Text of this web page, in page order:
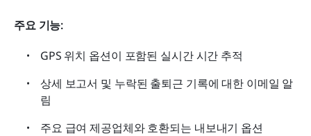
주요 기능:
GPS 위치 옵션이 포함된 실시간 시간 추적
상세 보고서 및 누락된 출퇴근 기록에 대한 이메일 알
림
주요 급여 제공업체와 호환되는 내보내기 옵션